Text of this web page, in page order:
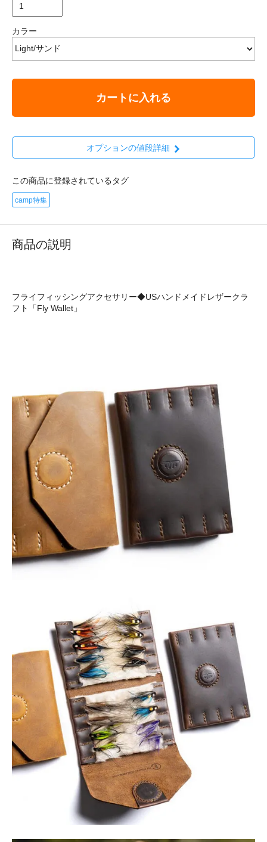
カラー
カートに入れる
オプションの値段詳細
この商品に登録されているタグ
camp特集
商品の説明
フライフィッシングアクセサリー◆USハンドメイドレザークラ
フト「Fly Wallet」